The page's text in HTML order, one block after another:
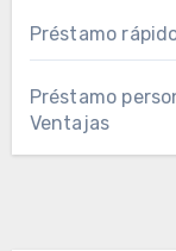
Préstamo
Préstamo
Ventajas